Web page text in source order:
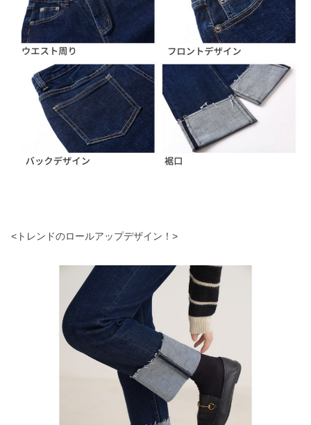
<トレンドのロールアップデザイン！>